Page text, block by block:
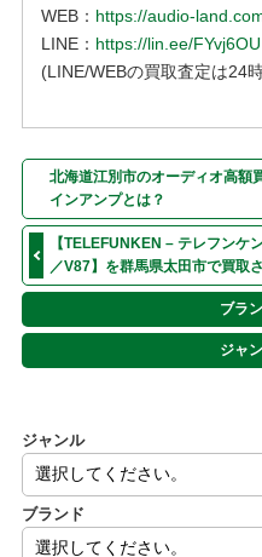
ジャンル
ブランド
WEB： https://audio-
LINE： https://lin.ee/FYvj6OU
(LINE/WEBの買取査定は24
北海道江別市のオーディオ高額
インアンプとは？
【TELEFUNKEN – テレフンケ
／V87】を群馬県太田市で買取
ブラ
ジャ